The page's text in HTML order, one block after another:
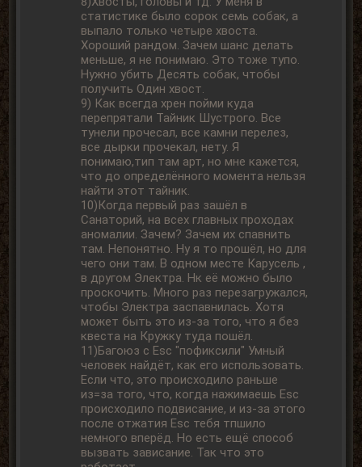
статистике было сорок семь собак, а
выпало только четыре хвоста.
Хороший рандом. Зачем шанс делать
меньше, я не понимаю. Это тоже тупо.
Нужно убить Десять собак, чтобы
получить Один хвост.
9) Как всегда хрен пойми куда
перепрятали Тайник Шустрого. Все
тунели прочесал, все камни перелез,
все дырки прочекал, нету. Я
понимаю,тип там арт, но мне кажется,
что до определённого момента нельзя
найти этот тайник.
10)Когда первый раз зашёл в
Санаторий, на всех главных проходах
аномалии. Зачем? Зачем их спавнить
там. Непонятно. Ну я то прошёл, но для
чего они там. В одном месте Карусель ,
в другом Электра. Нк её можно было
проскочить. Много раз перезагружался,
чтобы Электра заспавнилась. Хотя
может быть это из-за того, что я без
квеста на Кружку туда пошёл.
11)Багоюз с Esc "пофиксили" Умный
человек найдёт, как его использовать.
Если что, это происходило раньше
из=за того, что, когда нажимаешь Esc
происходило подвисание, и из-за этого
после отжатия Esc тебя тпшило
немного вперёд. Но есть ещё способ
вызвать зависание. Так что это